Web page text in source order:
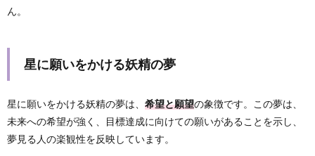
ん。
星に願いをかける妖精の夢
星に願いをかける妖精の夢は、 希望と願望の象徴です。この夢は、
未来への希望が強く、目標達成に向けての願いがあることを示し、
夢見る人の楽観性を反映しています。